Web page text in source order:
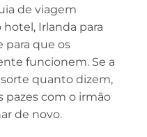
de viagem
Irlanda para
para que os
funcionem. Se a
quanto dizem,
pazes com o irmão
de novo.